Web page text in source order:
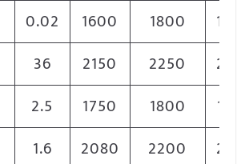
0.02 1600 1800
36 2150 2250
2.5 1750 1800
1.6 2080 2200